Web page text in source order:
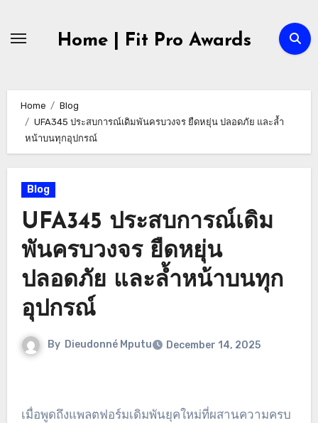
Home | Fit Pro Awards
Home
Blog
UFA345 ประสบการณ์เดิมพันครบวงจร ยืดหยุ่น ปลอดภัย และล้ำ
หน้าบนทุกอุปกรณ์
Blog
UFA345 ประสบการณ์เดิม
พันครบวงจร ยืดหยุ่น
ปลอดภัย และล้ำหน้าบนทุก
อุปกรณ์
By Dieudonné Mputu December 14, 2025
เมื่อพูดถึงแพลตฟอร์มเดิมพันยุคใหม่ที่ผสานความครบ